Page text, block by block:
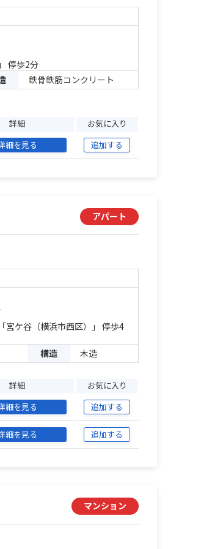
停歩2分
鉄骨鉄筋コンクリート
詳細 お気に入り
細を見る 追加する
アパート
宮ケ谷（横浜市西区）」 停歩4
構造 木造
詳細 お気に入り
細を見る 追加する
細を見る 追加する
マンション